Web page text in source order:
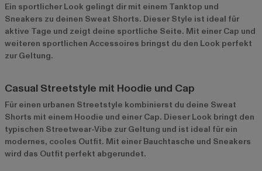
Ein sportlicher Look gelingt dir mit einem Tanktop und
Sneakers zu deinen Sweat Shorts. Dieser Style ist ideal für
aktive Tage und zeigt deine sportliche Seite. Mit einer Cap und
weiteren sportlichen Accessoires bringst du den Look perfekt
zur Geltung.
Casual Streetstyle mit Hoodie und Cap
Für einen urbanen Streetstyle kombinierst du deine Sweat
Shorts mit einem Hoodie und einer Cap. Dieser Look bringt den
typischen Streetwear-Vibe zur Geltung und ist ideal für ein
modernes, cooles Outfit. Mit einer Bauchtasche und Sneakers
wird das Outfit perfekt abgerundet.